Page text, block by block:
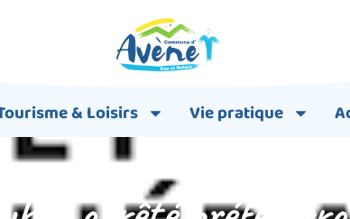
& Loisirs Vie pratique